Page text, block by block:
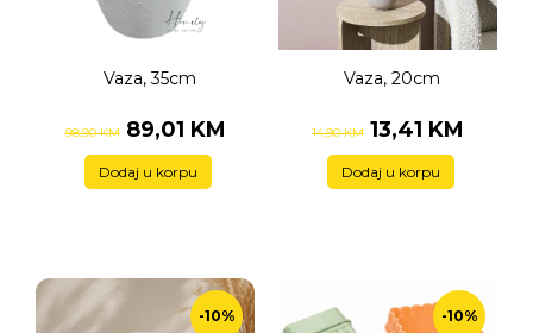
Vaza, 35cm
98,90 KM 89,01 KM
Dodaj u korpu
Vaza, 20cm
14,90 KM 13,41 KM
Dodaj u korpu
-10% -10%